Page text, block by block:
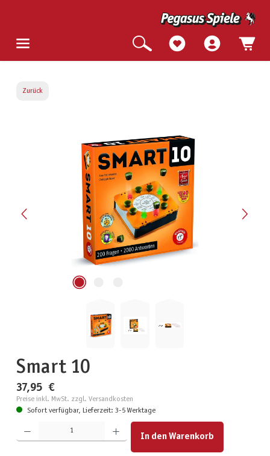
Zurück
Smart 10
37,95 €
Preise inkl. MwSt. zzgl. Versandkosten
Sofort verfügbar, Lieferzeit: 3-5 Werktage
Produkt Anzahl: Gib den gewünschten Wert ein oder benutze die Schaltflächen um die Anzahl zu
In den Warenkorb